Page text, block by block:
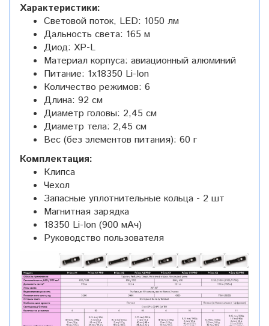
Характеристики:
Световой поток, LED: 1050 лм
Дальность света: 165 м
Диод: XP-L
Материал корпуса: авиационный алюминий
Питание: 1x18350 Li-Ion
Количество режимов: 6
Длина: 92 см
Диаметр головы: 2,45 см
Диаметр тела: 2,45 см
Вес (без элементов питания): 60 г
Комплектация:
Клипса
Чехол
Запасные уплотнительные кольца - 2 шт
Магнитная зарядка
18350 Li-Ion (900 мАч)
Руководство пользователя